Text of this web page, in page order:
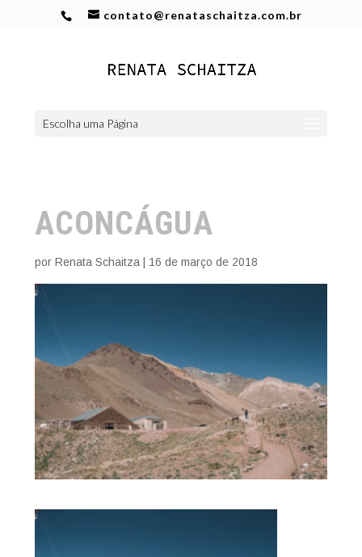
contato@renataschaitza.com.br
Escolha uma Página
ACONCÁGUA
por Renata Schaitza| 16 de março de 2018